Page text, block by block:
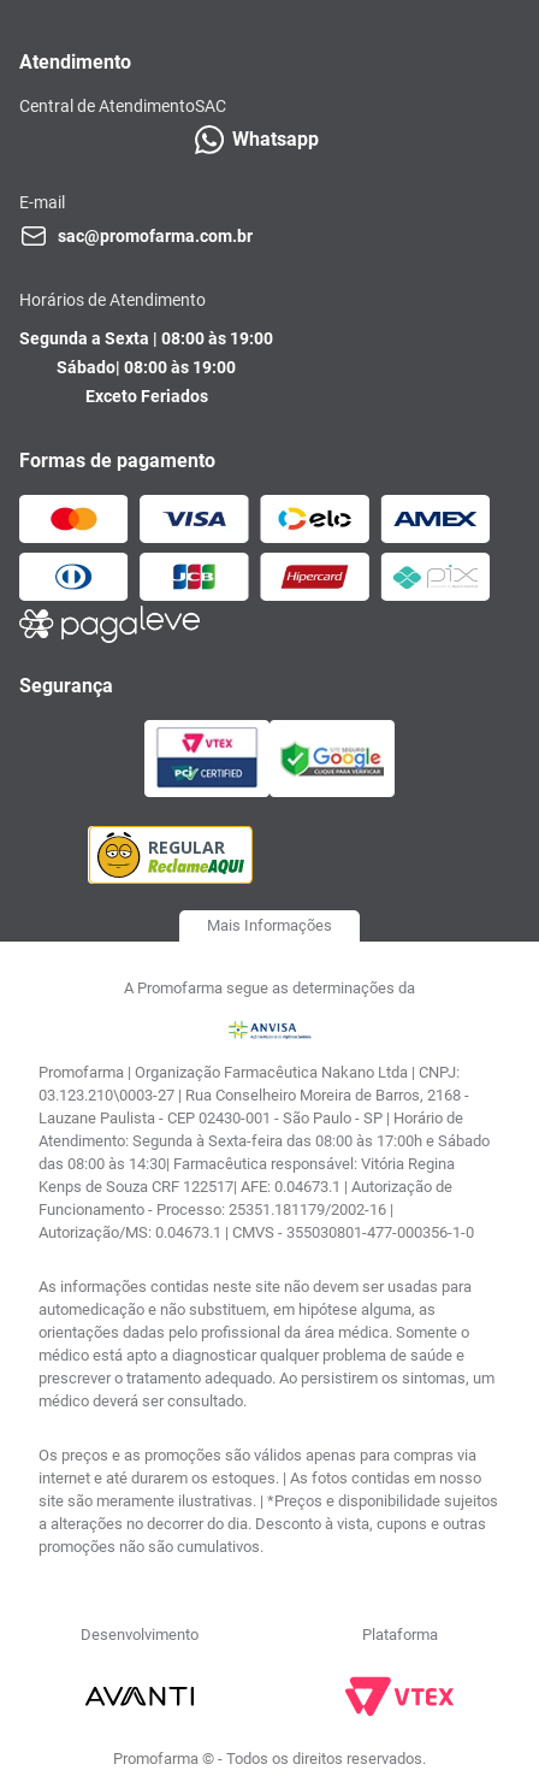
Atendimento
Central de AtendimentoSAC
Whatsapp
E-mail
sac@promofarma.com.br
Horários de Atendimento
Segunda a Sexta | 08:00 às 19:00
Sábado| 08:00 às 19:00
Exceto Feriados
Formas de pagamento
Segurança
Mais Informações
A Promofarma segue as determinações da
Promofarma | Organização Farmacêutica Nakano Ltda | CNPJ:
03.123.210\0003-27 | Rua Conselheiro Moreira de Barros, 2168 -
Lauzane Paulista - CEP 02430-001 - São Paulo - SP | Horário de
Atendimento: Segunda à Sexta-feira das 08:00 às 17:00h e Sábado
das 08:00 às 14:30| Farmacêutica responsável: Vitória Regina
Kenps de Souza CRF 122517| AFE: 0.04673.1 | Autorização de
Funcionamento - Processo: 25351.181179/2002-16 |
Autorização/MS: 0.04673.1 | CMVS - 355030801-477-000356-1-0
As informações contidas neste site não devem ser usadas para
automedicação e não substituem, em hipótese alguma, as
orientações dadas pelo profissional da área médica. Somente o
médico está apto a diagnosticar qualquer problema de saúde e
prescrever o tratamento adequado. Ao persistirem os sintomas, um
médico deverá ser consultado.
Os preços e as promoções são válidos apenas para compras via
internet e até durarem os estoques. | As fotos contidas em nosso
site são meramente ilustrativas. | *Preços e disponibilidade sujeitos
a alterações no decorrer do dia. Desconto à vista, cupons e outras
promoções não são cumulativos.
Desenvolvimento Plataforma
Promofarma © - Todos os direitos reservados.